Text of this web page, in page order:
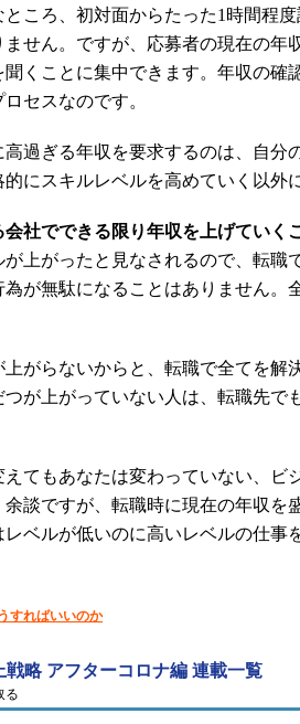
ころ、初対面からたった1時間程
せん。ですが、応募者の現在の年
くことに集中できます。年収の確
セスなのです。
過ぎる年収を要求するのは、自分
にスキルレベルを高めていく以外
社でできる限り年収を上げていく
が上がったと見なされるので、転職
為が無駄になることはありません。
がらないからと、転職で全てを解
が上がっていない人は、転職先で
てもあなたは変わっていない、ビ
談ですが、転職時に現在の年収を
ベルが低いのに高いレベルの仕事
すればいいのか
略 アフターコロナ編 連載一覧
る